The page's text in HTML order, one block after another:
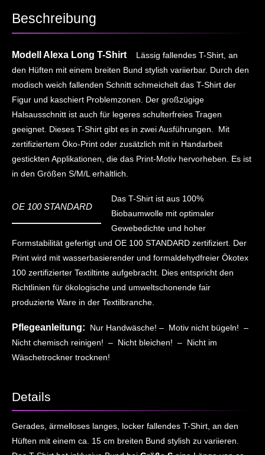
Beschreibung
Modell Alexa Long T-ShirtLässig fallendes T-Shirt, an
den Hüften mit einem breiten Bund stylish variierbar. Durch den
modisch weich fallenden Schnitt schmeichelt das T-Shirt der
Figur und kaschiert Problemzonen. Der großzügige
Halsausschnitt ist auch für legeres schulterfreies Tragen
geeignet. Dieses T-Shirt gibt es in zwei Ausführungen. Mit
zertifiziertem Öko-Print oder zusätzlich mit in Handarbeit
gestickten Applikationen, die das Print-Motiv hervorheben. Es ist
in den Größen S/M/L erhältlich.
OE 100 STANDARD
Das T-Shirt ist aus 100%
Biobaumwolle mit optimaler
Gewebedichte und hoher
Formstabilität gefertigt und OE 100 STANDARD zertifiziert. Der
Print wird mit wasserbasierender und formaldehydfreier Ökotex
100 zertifizierter Textiltinte aufgebracht. Dies entspricht den
Richtlinien für ökologische und umweltschonende fair
produzierte Ware in der Textilbranche.
Pflegeanleitung: Nur Handwäsche! – Motiv nicht bügeln! –
Nicht chemisch reinigen! – Nicht bleichen! – Nicht im
Wäschetrockner trocknen!
Details
Gerades, ärmelloses langes, locker fallendes T-Shirt, an den
Hüften mit einem ca. 15 cm breiten Bund stylish zu variieren.